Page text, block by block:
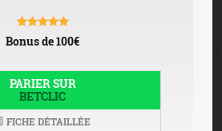
Bonus de 100€
PARIER SUR
BETCLIC
FICHE DÉTAILLÉE